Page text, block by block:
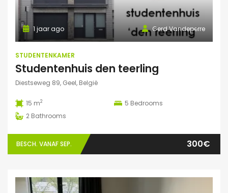
Gerd Vandeperre
1 jaar ago
STUDENTENKAMER
Studentenhuis den teerling
Diestseweg 89, Geel, België
15 m2 5 Bedrooms
2 Bathrooms
BESCH. VANAF SEP. 300€